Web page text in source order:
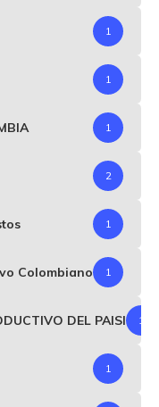
1
1
1
2
1
Colombiano 1
DEL PAISI 1
1